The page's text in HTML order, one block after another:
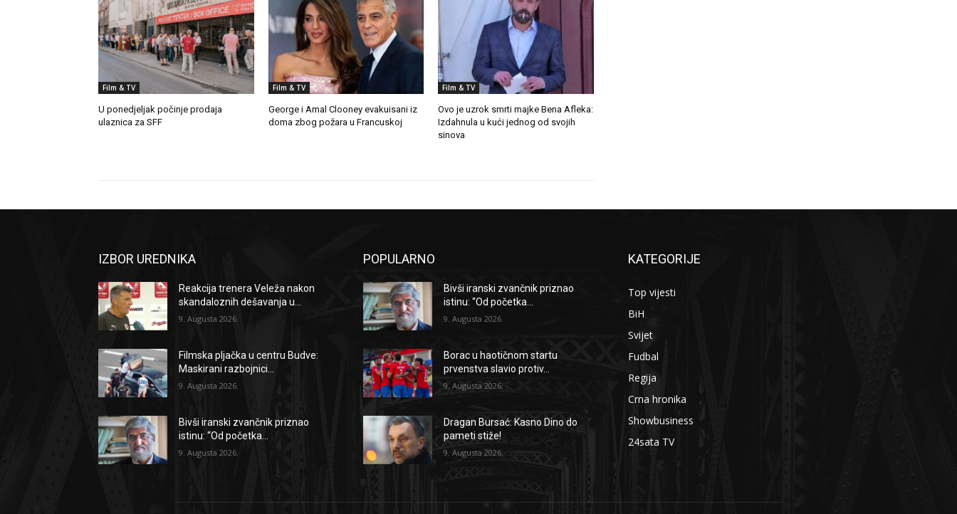
Film & TV
U ponedjeljak počinje prodaja
ulaznica za SFF
Film & TV
George i Amal Clooney evakuisani iz
doma zbog požara u Francuskoj
Film & TV
Ovo je uzrok smrti majke Bena Afleka:
Izdahnula u kući jednog od svojih
sinova
IZBOR UREDNIKA
Reakcija trenera Veleža nakon
skandaloznih dešavanja u...
9. Augusta 2026.
Filmska pljačka u centru Budve:
Maskirani razbojnici...
9. Augusta 2026.
Bivši iranski zvančnik priznao
istinu: “Od početka...
9. Augusta 2026.
POPULARNO
Bivši iranski zvančnik priznao
istinu: “Od početka...
9. Augusta 2026.
Borac u haotičnom startu
prvenstva slavio protiv...
9. Augusta 2026.
Dragan Bursać: Kasno Dino do
pameti stiže!
9. Augusta 2026.
KATEGORIJE
Top vijesti
BiH
Svijet
Fudbal
Regija
Crna hronika
Showbusiness
24sata TV